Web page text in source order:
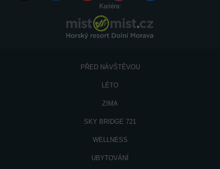
Kariéra:
PŘED NÁVŠTĚVOU
LÉTO
ZIMA
SKY BRIDGE 721
WELLNESS
UBYTOVÁNÍ